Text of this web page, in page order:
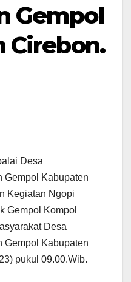
Gempol
Cirebon.
Desa
Gempol Kabupaten
Kegiatan Ngopi
Gempol Kompol
Desa
Gempol Kabupaten
pukul 09.00.Wib.